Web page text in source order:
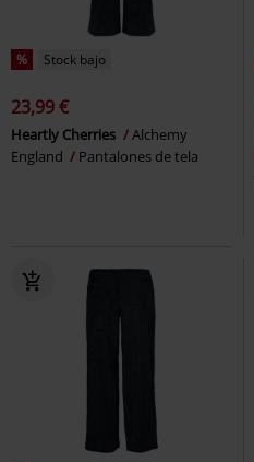
% Stock bajo
23,99 €
Heartly Cherries
Alchemy
England
Pantalones de tela